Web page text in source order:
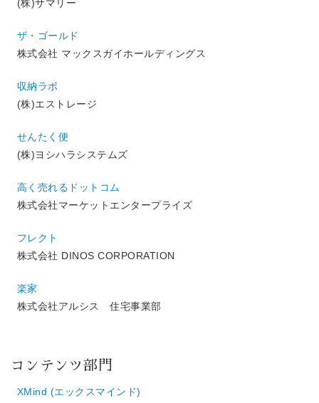
(株)サマリー
ザ・ゴールド
株式会社 マックスガイホールディングス
収納ラボ
(株)エストレージ
せんたく便
(株)ヨシハラシステムズ
高く売れるドットコム
株式会社マーケットエンタープライズ
フレクト
株式会社 DINOS CORPORATION
楽家
株式会社アルシス 住宅事業部
コンテンツ部門
XMind (エックスマインド)